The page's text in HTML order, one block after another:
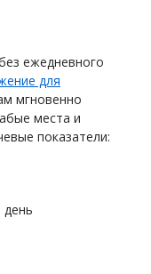
ежедневного
для
мгновенно
места и
показатели:
день